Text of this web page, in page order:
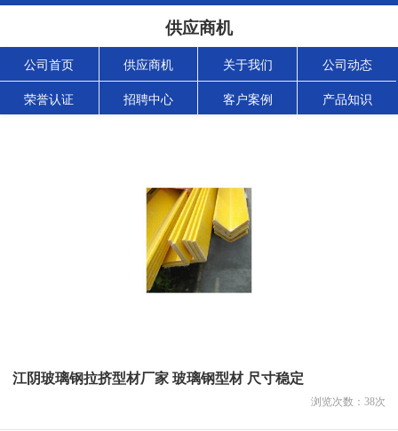
供应商机
公司首页 供应商机 关于我们 公司动态
荣誉认证 招聘中心 客户案例 产品知识
江阴玻璃钢拉挤型材厂家 玻璃钢型材 尺寸稳定
浏览次数： 38次